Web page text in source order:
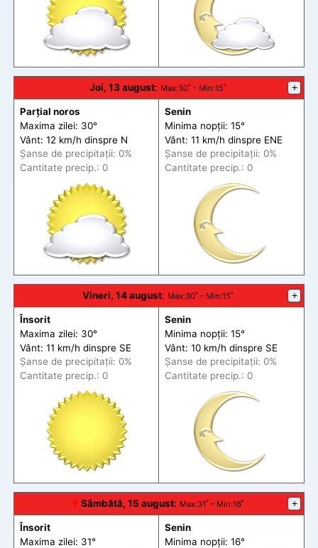
Joi, 13 august: Max:30˚ - Min:15˚ +
Parțial noros
Maxima zilei: 30°
Vânt: 12 km/h dinspre N
Șanse de precipitații: 0%
Cantitate precip.: 0
Senin
Minima nopții: 15°
Vânt: 11 km/h dinspre ENE
Șanse de precipitații: 0%
Cantitate precip.: 0
Vineri, 14 august: Max:30˚ - Min:15˚ +
Însorit
Maxima zilei: 30°
Vânt: 11 km/h dinspre SE
Șanse de precipitații: 0%
Cantitate precip.: 0
Senin
Minima nopții: 15°
Vânt: 10 km/h dinspre SE
Șanse de precipitații: 0%
Cantitate precip.: 0
🕆 Sâmbătă, 15 august: Max:31˚ - Min:16˚ +
Însorit
Maxima zilei: 31°
Senin
Minima nopții: 16°